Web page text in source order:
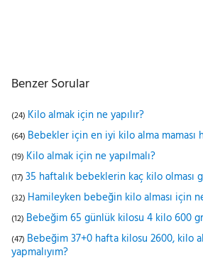
Benzer Sorular
(24) Kilo almak için ne yapılır?
(64) Bebekler için en iyi kilo alma maması
(19) Kilo almak için ne yapılmalı?
(17) 35 haftalık bebeklerin kaç kilo olması
(32) Hamileyken bebeğin kilo alması için
(12) Bebeğim 65 günlük kilosu 4 kilo 600
(47) Bebeğim 37+0 hafta kilosu 2600, kilo
yapmalıyım?